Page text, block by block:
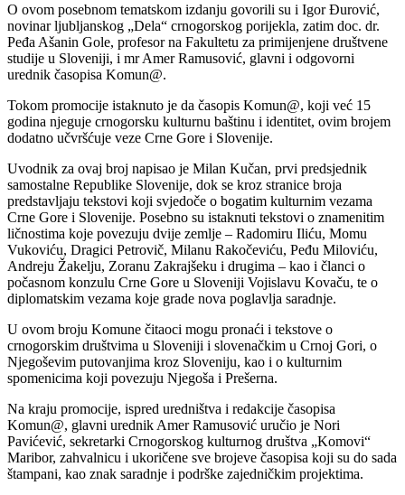
O ovom posebnom tematskom izdanju govorili su i Igor Đurović,
novinar ljubljanskog „Dela“ crnogorskog porijekla, zatim doc. dr.
Peđa Ašanin Gole, profesor na Fakultetu za primijenjene društvene
studije u Sloveniji, i mr Amer Ramusović, glavni i odgovorni
urednik časopisa Komun@.
Tokom promocije istaknuto je da časopis Komun@, koji već 15
godina njeguje crnogorsku kulturnu baštinu i identitet, ovim brojem
dodatno učvršćuje veze Crne Gore i Slovenije.
Uvodnik za ovaj broj napisao je Milan Kučan, prvi predsjednik
samostalne Republike Slovenije, dok se kroz stranice broja
predstavljaju tekstovi koji svjedoče o bogatim kulturnim vezama
Crne Gore i Slovenije. Posebno su istaknuti tekstovi o znamenitim
ličnostima koje povezuju dvije zemlje – Radomiru Iliću, Momu
Vukoviću, Dragici Petrovič, Milanu Rakočeviću, Peđu Miloviću,
Andreju Žakelju, Zoranu Zakrajšeku i drugima – kao i članci o
počasnom konzulu Crne Gore u Sloveniji Vojislavu Kovaču, te o
diplomatskim vezama koje grade nova poglavlja saradnje.
U ovom broju Komune čitaoci mogu pronaći i tekstove o
crnogorskim društvima u Sloveniji i slovenačkim u Crnoj Gori, o
Njegoševim putovanjima kroz Sloveniju, kao i o kulturnim
spomenicima koji povezuju Njegoša i Prešerna.
Na kraju promocije, ispred uredništva i redakcije časopisa
Komun@, glavni urednik Amer Ramusović uručio je Nori
Pavićević, sekretarki Crnogorskog kulturnog društva „Komovi“
Maribor, zahvalnicu i ukoričene sve brojeve časopisa koji su do sada
štampani, kao znak saradnje i podrške zajedničkim projektima.